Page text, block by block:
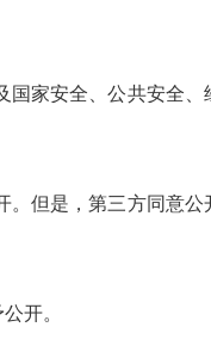
家安全、公共安全、
但是，第三方同意公
开。